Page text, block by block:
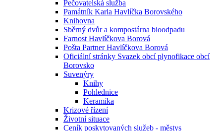
Pečovatelská služba
Památník Karla Havlíčka Borovského
Knihovna
Sběrný dvůr a kompostárna bioodpadu
Farnost Havlíčkova Borová
Pošta Partner Havlíčkova Borová
Oficiální stránky Svazek obcí plynofikace obcí
Borovsko
Suvenýry
Knihy
Pohlednice
Keramika
Krizové řízení
Životní situace
Ceník poskytovaných služeb - městys